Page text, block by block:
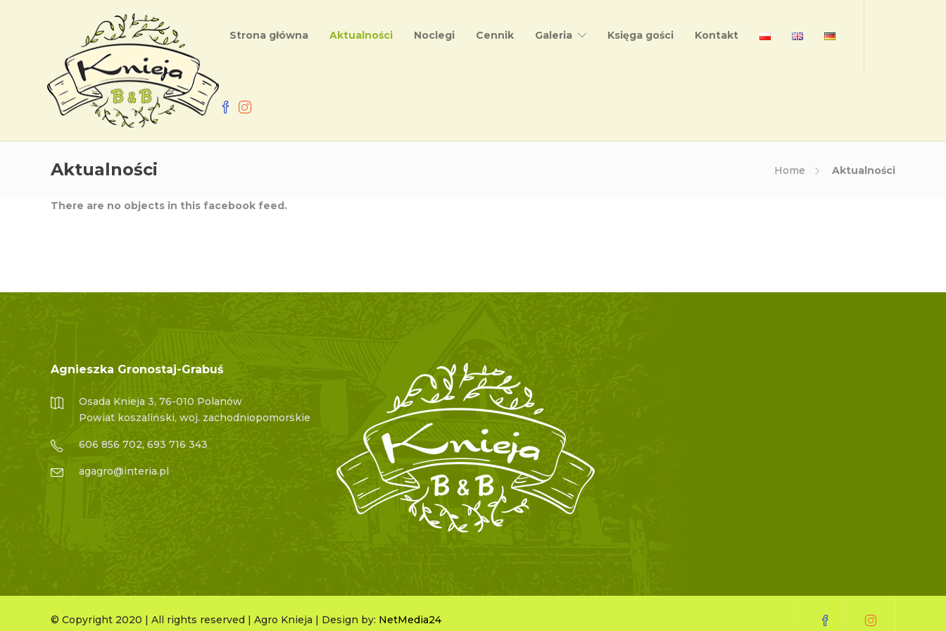
Strona główna Aktualności Noclegi Cennik Galeria Księga gości Kontakt
Aktualności Home Aktualności
There are no objects in this facebook feed.
Agnieszka Gronostaj-Grabuś
Osada Knieja 3, 76-010 Polanów
Powiat koszaliński, woj. zachodniopomorskie
606 856 702, 693 716 343
agagro@interia.pl
© Copyright 2020 | All rights reserved | Agro Knieja | Design by: NetMedia24